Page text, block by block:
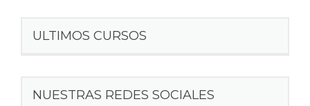
ULTIMOS CURSOS
NUESTRAS REDES SOCIALES